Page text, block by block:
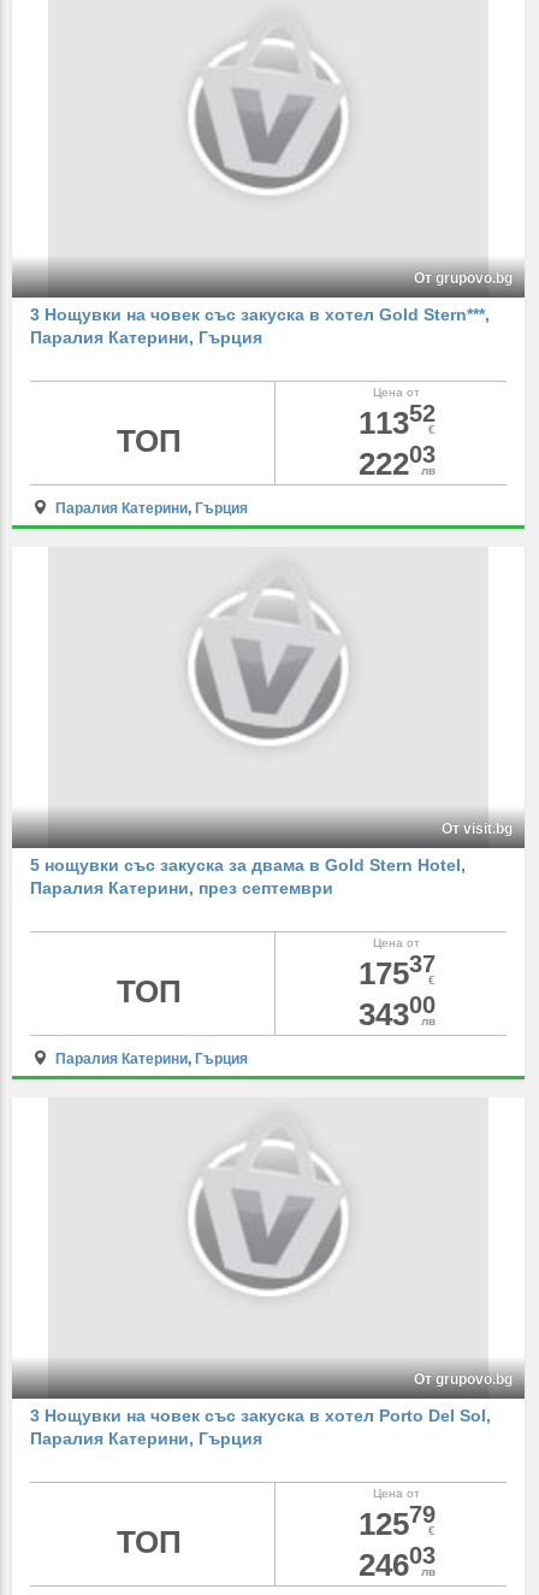
От grupovo.bg
3 Нощувки на човек със закуска в хотел Gold Stern***,
Паралия Катерини, Гърция
Цена от
11352
€
22203
лв
ТОП
Паралия Катерини, Гърция
От visit.bg
5 нощувки със закуска за двама в Gold Stern Hotel,
Паралия Катерини, през септември
Цена от
17537
€
34300
лв
ТОП
Паралия Катерини, Гърция
От grupovo.bg
3 Нощувки на човек със закуска в хотел Porto Del Sol,
Паралия Катерини, Гърция
Цена от
12579
€
24603
лв
ТОП